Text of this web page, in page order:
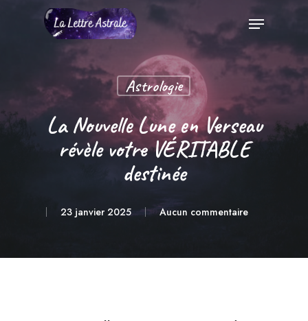
content
Menu
Astrologie
La Nouvelle Lune en Verseau
révèle votre VÉRITABLE
destinée
23 janvier 2025 Aucun commentaire
Close
Menu